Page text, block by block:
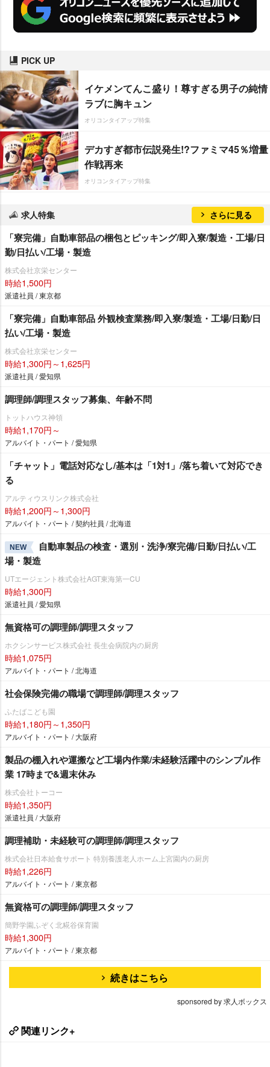
PICK UP
イケメンてんこ盛り！尊すぎる男子の純情
ラブに胸キュン
オリコンタイアップ特集
デカすぎ都市伝説発生!?ファミマ45％増量
作戦再来
オリコンタイアップ特集
求人特集 さらに見る
「寮完備」自動車部品の梱包とピッキング/即入寮/製造・工場/日
勤/日払い/工場・製造
株式会社京栄センター
時給1,500円
派遣社員 / 東京都
「寮完備」自動車部品 外観検査業務/即入寮/製造・工場/日勤/日
払い/工場・製造
株式会社京栄センター
時給1,300円～1,625円
派遣社員 / 愛知県
調理師/調理スタッフ募集、年齢不問
トットハウス神領
時給1,170円～
アルバイト・パート / 愛知県
「チャット」電話対応なし/基本は「1対1」/落ち着いて対応でき
る
アルティウスリンク株式会社
時給1,200円～1,300円
アルバイト・パート / 契約社員 / 北海道
NEW
自動車製品の検査・選別・洗浄/寮完備/日勤/日払い/工
場・製造
UTエージェント株式会社AGT東海第一CU
時給1,300円
派遣社員 / 愛知県
無資格可の調理師/調理スタッフ
ホクシンサービス株式会社 長生会病院内の厨房
時給1,075円
アルバイト・パート / 北海道
社会保険完備の職場で調理師/調理スタッフ
ふたばこども園
時給1,180円～1,350円
アルバイト・パート / 大阪府
製品の棚入れや運搬など工場内作業/未経験活躍中のシンプル作
業 17時まで&週末休み
株式会社トーコー
時給1,350円
派遣社員 / 大阪府
調理補助・未経験可の調理師/調理スタッフ
株式会社日本給食サポート 特別養護老人ホーム上宮園内の厨房
時給1,226円
アルバイト・パート / 東京都
無資格可の調理師/調理スタッフ
簡野学園ふぞく北糀谷保育園
時給1,300円
アルバイト・パート / 東京都
続きはこちら
sponsored by 求人ボックス
関連リンク+